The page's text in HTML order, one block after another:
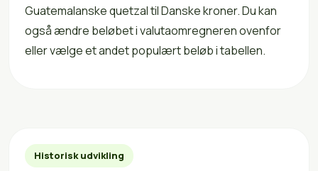
Guatemalanske quetzal til Danske kroner. Du kan
også ændre beløbet i valutaomregneren ovenfor
eller vælge et andet populært beløb i tabellen.
Historisk udvikling